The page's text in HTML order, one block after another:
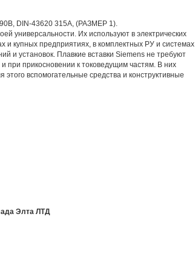
DIN-43620 315A, (РАЗМЕР 1).
универсальности. Их используют в электрических
и купных предприятиях, в комплектных РУ и системах
и установок. Плавкие вставки Siemens не требуют
прикосновении к токоведущим частям. В них
вспомогательные средства и конструктивные
Элта ЛТД